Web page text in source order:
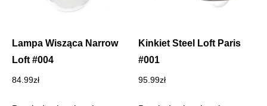
Lampa Wisząca Narrow
Loft #004
84.99zł
Kinkiet Steel Loft Paris
#001
95.99zł